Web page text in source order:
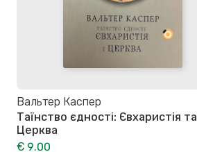
Вальтер Каспер
Таїнство єдності: Євхаристія та
Церква
€ 9.00